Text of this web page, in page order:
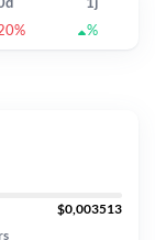
%
$0,003513